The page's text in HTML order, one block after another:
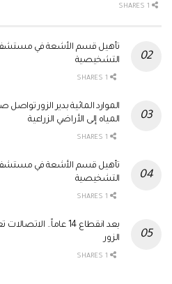
تأهيل قسم الأشعة في مستشفى
التشخيصية
الموارد المائية بدير الزور
المياه إلى الأراضي الزراعية
تأهيل قسم الأشعة في مستشفى
التشخيصية
بعد انقطاع 14 عاماً..
الزور